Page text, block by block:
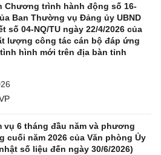
Chương trình hành động số 16-
Ban Thường vụ Đảng ủy UBND
04-NQ/TU ngày 22/4/2026 của
lượng công tác cán bộ đáp ứng
hình mới trên địa bàn tỉnh
vụ 6 tháng đầu năm và phương
cuối năm 2026 của Văn phòng Ủy
số liệu đến ngày 30/6/2026)